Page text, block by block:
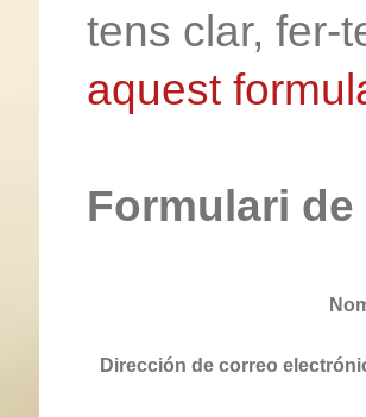
tens clar, fer-
aquest
Formulari
Dirección de correo